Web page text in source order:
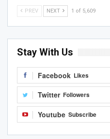
PREV NEXT 1 of 5,609
Stay With Us
Facebook Likes
Twitter Followers
Youtube Subscribe